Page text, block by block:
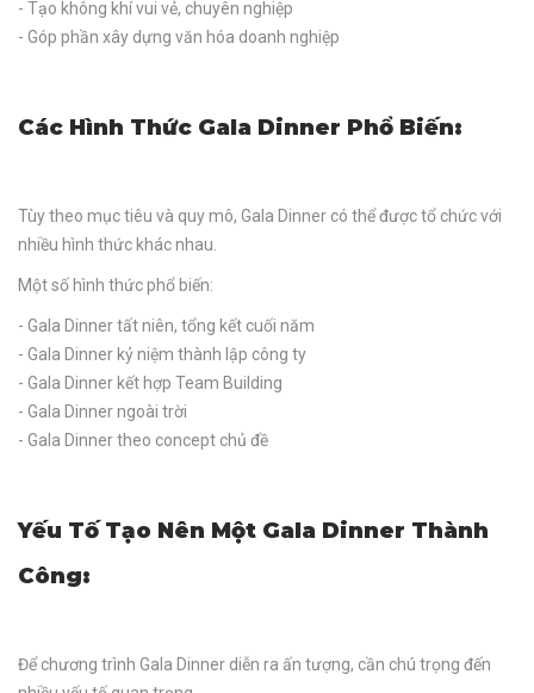
- Tạo không khí vui vẻ, chuyên nghiệp
- Góp phần xây dựng văn hóa doanh nghiệp
Các Hình Thức Gala Dinner Phổ Biến:
Tùy theo mục tiêu và quy mô, Gala Dinner có thể được tổ chức với
nhiều hình thức khác nhau.
Một số hình thức phổ biến:
- Gala Dinner tất niên, tổng kết cuối năm
- Gala Dinner kỷ niệm thành lập công ty
- Gala Dinner kết hợp Team Building
- Gala Dinner ngoài trời
- Gala Dinner theo concept chủ đề
Yếu Tố Tạo Nên Một Gala Dinner Thành
Công:
Để chương trình Gala Dinner diễn ra ấn tượng, cần chú trọng đến